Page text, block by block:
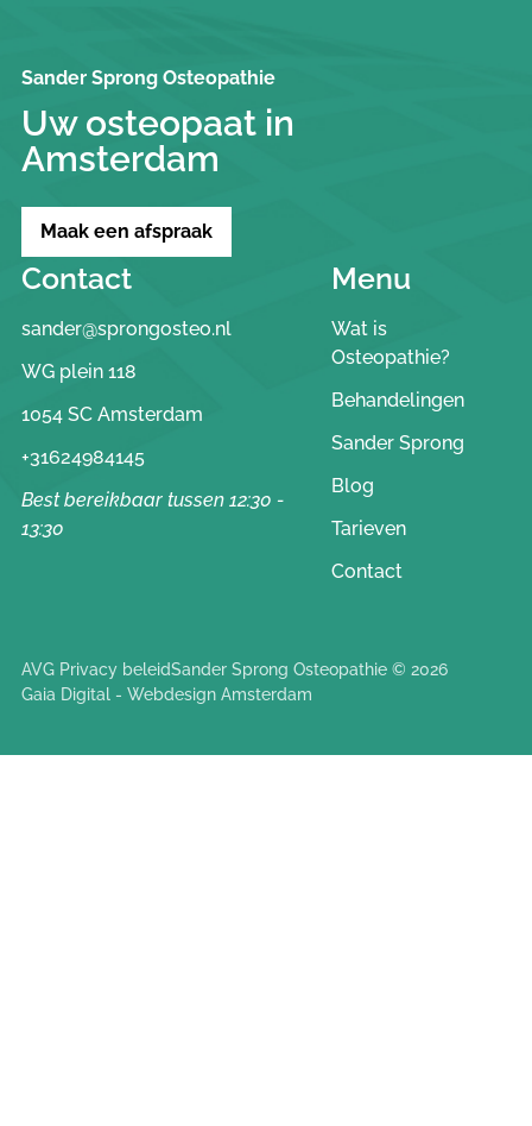
Sander Sprong Osteopathie
Uw osteopaat in
Amsterdam
Maak een afspraak
Contact
sander@sprongosteo.nl
WG plein 118
1054 SC Amsterdam
+31624984145
Best bereikbaar tussen 12:30 -
13:30
Menu
Wat is
Osteopathie?
Behandelingen
Sander Sprong
Blog
Tarieven
Contact
AVG Privacy beleidSander Sprong Osteopathie © 2026
Gaia Digital - Webdesign Amsterdam